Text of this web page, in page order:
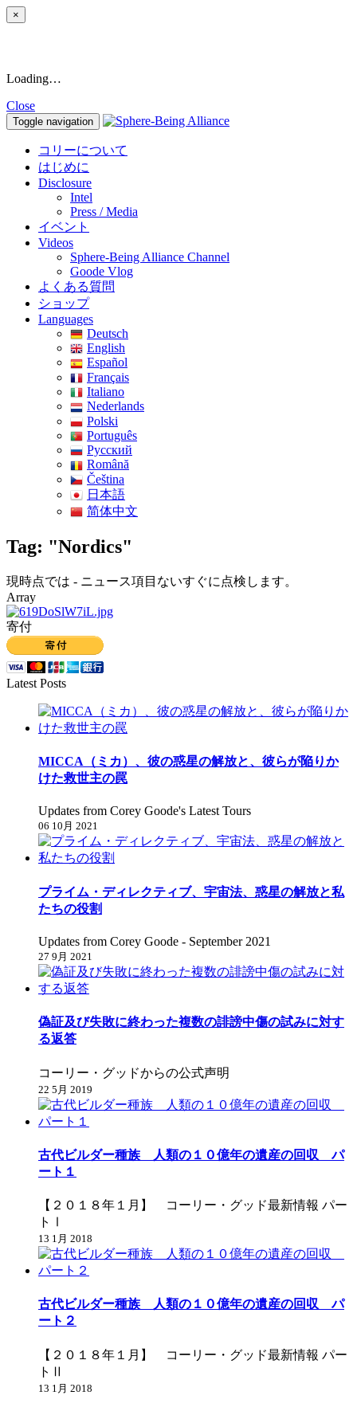
×
Loading…
Close
Toggle navigation
コリーについて
はじめに
Disclosure
Intel
Press / Media
イベント
Videos
Sphere-Being Alliance Channel
Goode Vlog
よくある質問
ショップ
Languages
Deutsch
English
Español
Français
Italiano
Nederlands
Polski
Português
Pусский
Română
Čeština
日本語
简体中文
Tag: "Nordics"
現時点では - ニュース項目ないすぐに点検します。
Array
寄付
Latest Posts
MICCA（ミカ）、彼の惑星の解放と、彼らが陥りか
けた救世主の罠
Updates from Corey Goode's Latest Tours
06 10月 2021
プライム・ディレクティブ、宇宙法、惑星の解放と私
たちの役割
Updates from Corey Goode - September 2021
27 9月 2021
偽証及び失敗に終わった複数の誹謗中傷の試みに対す
る返答
コーリー・グッドからの公式声明
22 5月 2019
古代ビルダー種族 人類の１０億年の遺産の回収 パ
ート１
【２０１８年１月】 コーリー・グッド最新情報 パー
トⅠ
13 1月 2018
古代ビルダー種族 人類の１０億年の遺産の回収 パ
ート２
【２０１８年１月】 コーリー・グッド最新情報 パー
トⅡ
13 1月 2018